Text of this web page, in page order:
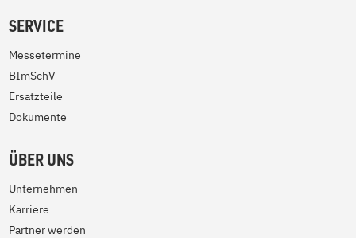
SERVICE
Messetermine
BImSchV
Ersatzteile
Dokumente
ÜBER UNS
Unternehmen
Karriere
Partner werden